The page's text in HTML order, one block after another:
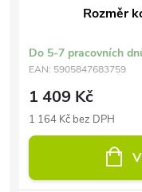
Rozměr
Do 5-7 pracovních
EAN: 5905847683759
1 409 Kč
1 164 Kč bez DPH